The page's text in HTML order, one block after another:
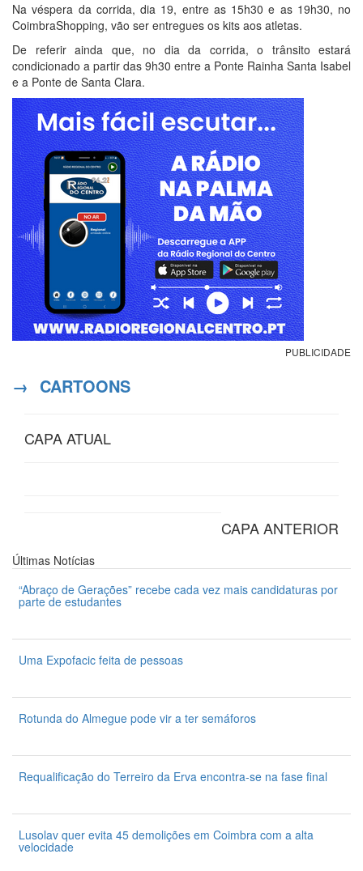
Na véspera da corrida, dia 19, entre as 15h30 e as 19h30, no
CoimbraShopping, vão ser entregues os kits aos atletas.
De referir ainda que, no dia da corrida, o trânsito estará
condicionado a partir das 9h30 entre a Ponte Rainha Santa Isabel
e a Ponte de Santa Clara.
PUBLICIDADE
→ CARTOONS
CAPA ATUAL
CAPA ANTERIOR
Últimas Notícias
“Abraço de Gerações” recebe cada vez mais candidaturas por
parte de estudantes
Uma Expofacic feita de pessoas
Rotunda do Almegue pode vir a ter semáforos
Requalificação do Terreiro da Erva encontra-se na fase final
Lusolav quer evita 45 demolições em Coimbra com a alta
velocidade